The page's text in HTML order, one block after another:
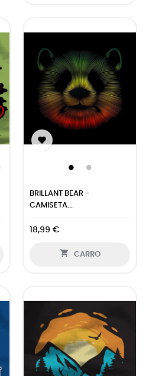

BRILLANT BEAR -
CAMISETA...
18,99 €
 CARRO